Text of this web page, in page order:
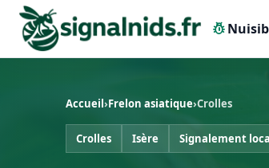
pest_control
Accueil›Frelon asiatique›Crolles
Crolles Isère Signalement